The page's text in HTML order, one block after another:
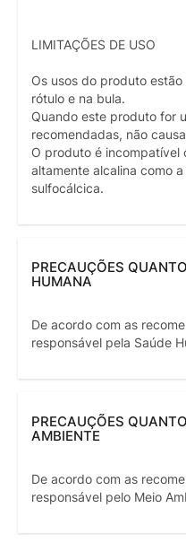
LIMITAÇÕES DE USO
Os usos do produto
rótulo e na bula.
Quando este produto for
recomendadas, não
O produto é incompatível
altamente alcalina como
sulfocálcica.
PRECAUÇÕES
HUMANA
De acordo com as
responsável pela Saúde
PRECAUÇÕES
AMBIENTE
De acordo com as
responsável pelo Meio